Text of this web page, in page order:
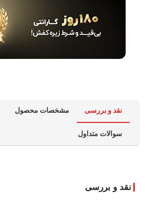
نقد و بررسی مشخصات محصول
سوالات متداول
نقد و بررسی